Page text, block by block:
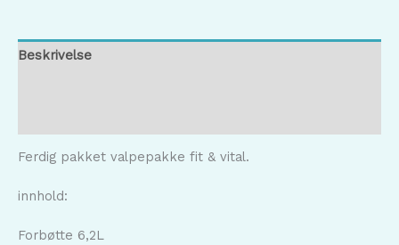
Beskrivelse
Ferdig pakket valpepakke fit & vital.
innhold:
Forbøtte 6,2L